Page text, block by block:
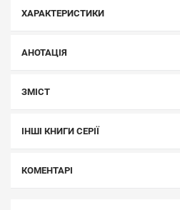
ХАРАКТЕРИСТИКИ
АНОТАЦІЯ
ЗМІСТ
ІНШІ КНИГИ СЕРІЇ
КОМЕНТАРІ